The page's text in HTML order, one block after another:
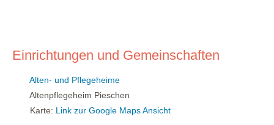
Einrichtungen und Gemeinschaften
Alten- und Pflegeheime
Altenpflegeheim Pieschen
Karte: Link zur Google Maps Ansicht